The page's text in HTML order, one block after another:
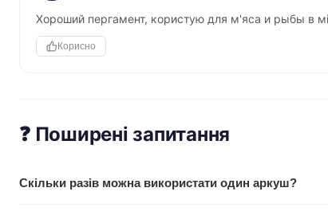
Хороший пергамент, користую для м'яса и рыбы в
Корисно
❓ Поширені запитання
Скільки разів можна використати один аркуш?